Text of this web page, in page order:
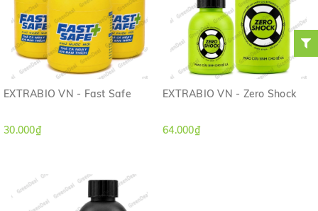
EXTRABIO VN - Fast Safe
30.000₫
EXTRABIO VN - Zero Shock
64.000₫